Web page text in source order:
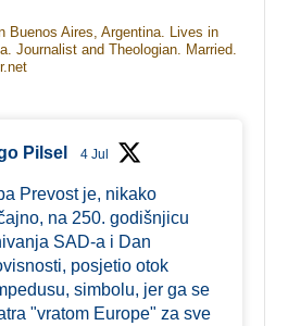
Buenos Aires, Argentina. Lives in
Journalist and Theologian. Married.
Pilsel 4 Jul
Prevost je, nikako
na 250. godišnjicu
SAD-a i Dan
posjetio otok
simbolu, jer ga se
"vratom Europe" za sve